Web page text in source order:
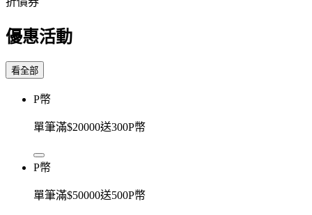
優惠活動
看全部
P幣
單筆滿$20000送300P幣
P幣
單筆滿$50000送500P幣